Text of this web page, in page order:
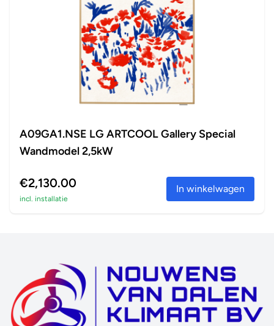
A09GA1.NSE LG ARTCOOL Gallery Special
Wandmodel 2,5kW
€2,130.00
incl. installatie
In winkelwagen